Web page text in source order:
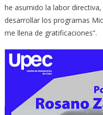
he asumido la labor
desarrollar los programas
me llena de gratificaciones”.